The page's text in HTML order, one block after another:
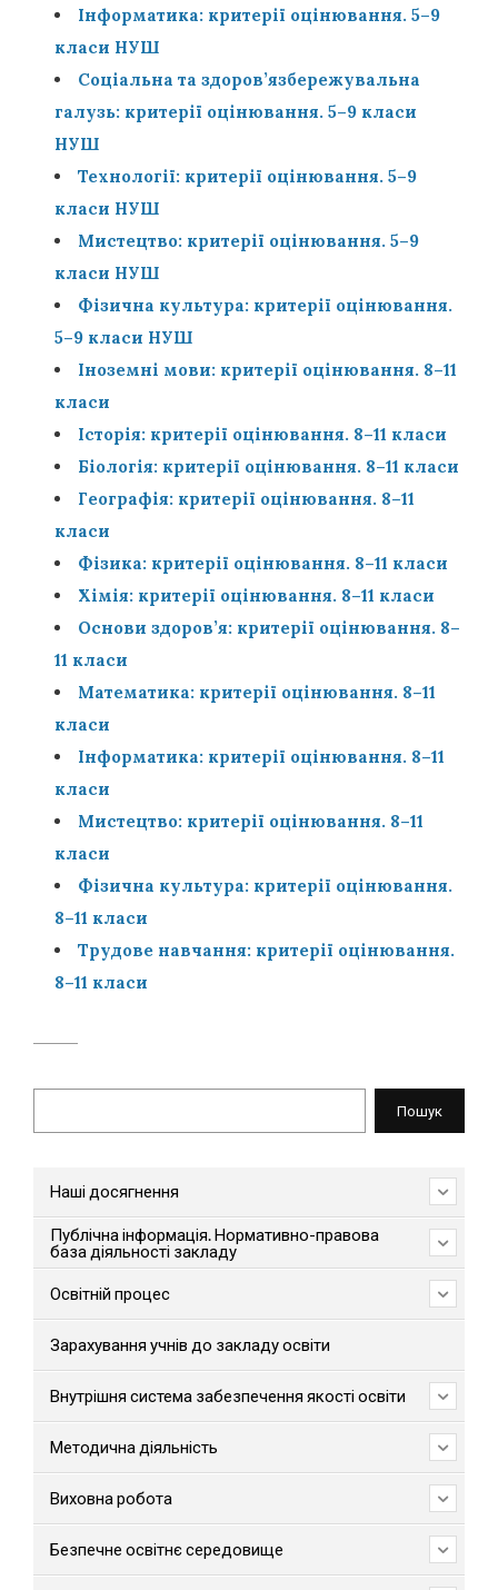
Інформатика: критерії оцінювання. 5–9
класи НУШ
Соціальна та здоров’язбережувальна
галузь: критерії оцінювання. 5–9 класи
НУШ
Технології: критерії оцінювання. 5–9
класи НУШ
Мистецтво: критерії оцінювання. 5–9
класи НУШ
Фізична культура: критерії оцінювання.
5–9 класи НУШ
Іноземні мови: критерії оцінювання. 8–11
класи
Історія: критерії оцінювання. 8–11 класи
Біологія: критерії оцінювання. 8–11 класи
Географія: критерії оцінювання. 8–11
класи
Фізика: критерії оцінювання. 8–11 класи
Хімія: критерії оцінювання. 8–11 класи
Основи здоров’я: критерії оцінювання. 8–
11 класи
Математика: критерії оцінювання. 8–11
класи
Інформатика: критерії оцінювання. 8–11
класи
Мистецтво: критерії оцінювання. 8–11
класи
Фізична культура: критерії оцінювання.
8–11 класи
Трудове навчання: критерії оцінювання.
8–11 класи
Пошук
Наші досягнення
Публічна інформація. Нормативно-правова
база діяльності закладу
Освітній процес
Зарахування учнів до закладу освіти
Внутрішня система забезпечення якості освіти
Методична діяльність
Виховна робота
Безпечне освітнє середовище